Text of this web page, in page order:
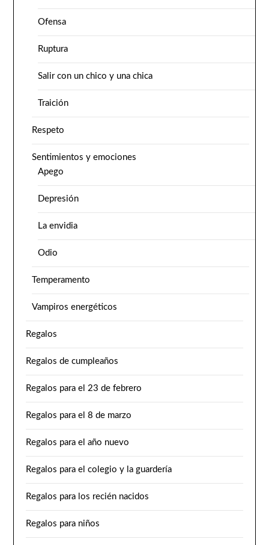
Ofensa
Ruptura
Salir con un chico y una chica
Traición
Respeto
Sentimientos y emociones
Apego
Depresión
La envidia
Odio
Temperamento
Vampiros energéticos
Regalos
Regalos de cumpleaños
Regalos para el 23 de febrero
Regalos para el 8 de marzo
Regalos para el año nuevo
Regalos para el colegio y la guardería
Regalos para los recién nacidos
Regalos para niños